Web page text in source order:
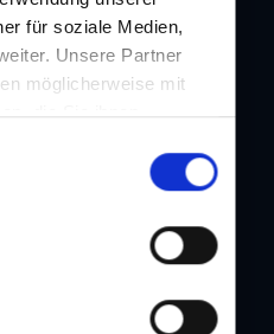
für soziale Medien,
Unsere Partner
möglicherweise mit
die Sie ihnen
haben.